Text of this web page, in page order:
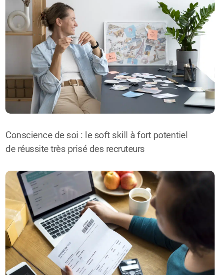
Conscience de soi : le soft skill à fort potentiel
de réussite très prisé des recruteurs